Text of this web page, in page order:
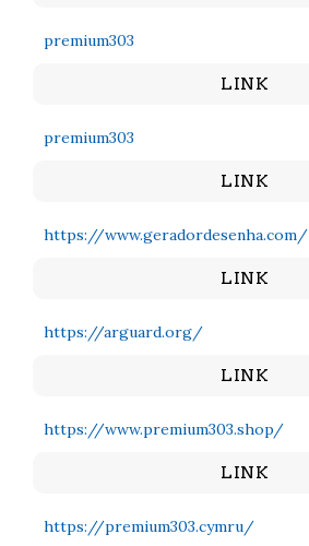
premium303
LINK
premium303
LINK
https://www.geradordesenha.com/
LINK
https://arguard.org/
LINK
https://www.premium303.shop/
LINK
https://premium303.cymru/